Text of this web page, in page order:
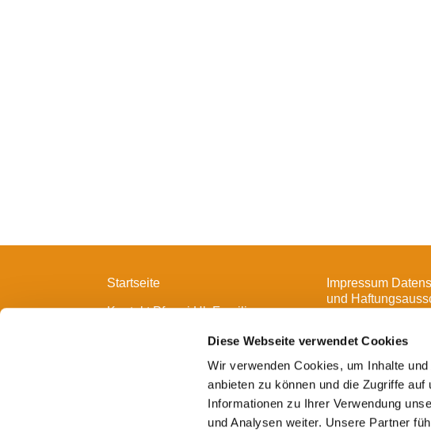
Diese Webseite verwendet Cookies
Wir verwenden Cookies, um Inhalte
anbieten zu können und die Zugriffe
Informationen zu Ihrer Verwendung
und Analysen weiter. Unsere Partner
Startseite
Kontakt Pfarrei Hl. Familie
Impressum
und